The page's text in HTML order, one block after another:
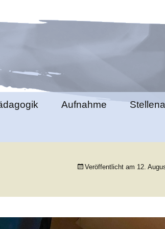
Elztal
Aufnahme
Formulare
Veröffentlicht am 12.